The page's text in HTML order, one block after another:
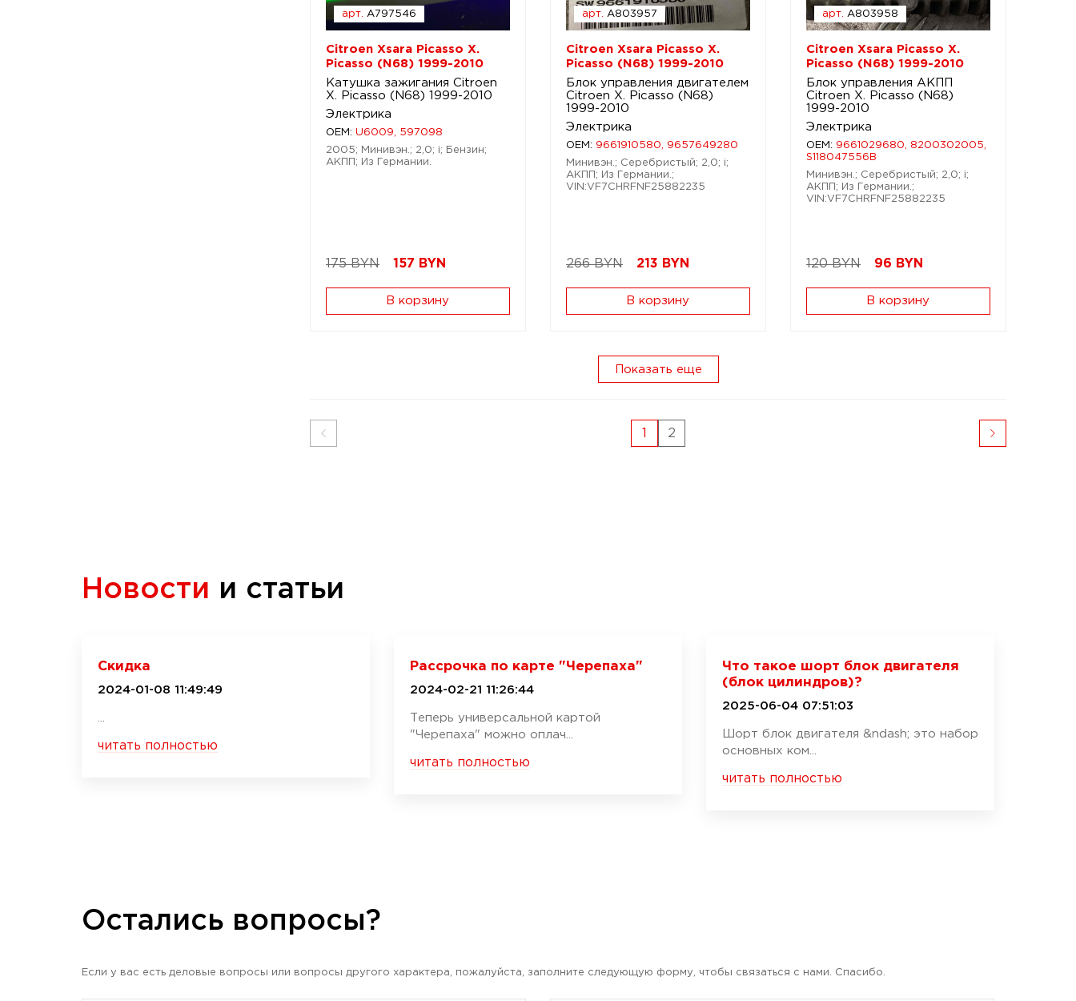
арт. A797546
Citroen Xsara Picasso X.
Picasso (N68) 1999-2010
Катушка зажигания Citroen
X. Picasso (N68) 1999-2010
Электрика
OEM: U6009, 597098
2005; Минивэн.; 2,0; i; Бензин;
АКПП; Из Германии.
175 BYN 157 BYN
В корзину
арт. A803957
Citroen Xsara Picasso X.
Picasso (N68) 1999-2010
Блок управления двигателем
Citroen X. Picasso (N68)
1999-2010
Электрика
OEM: 9661910580, 9657649280
Минивэн.; Серебристый; 2,0; i;
АКПП; Из Германии.;
VIN:VF7CHRFNF25882235
266 BYN 213 BYN
В корзину
арт. A803958
Citroen Xsara Picasso X.
Picasso (N68) 1999-2010
Блок управления АКПП
Citroen X. Picasso (N68)
1999-2010
Электрика
OEM: 9661029680, 8200302005,
S118047556B
Минивэн.; Серебристый; 2,0; i;
АКПП; Из Германии.;
VIN:VF7CHRFNF25882235
120 BYN 96 BYN
В корзину
Показать еще
1 2
Новости и статьи
Скидка
2024-01-08 11:49:49
читать полностью
Рассрочка по карте "Черепаха"
2024-02-21 11:26:44
Теперь универсальной картой
"Черепаха" можно оплач...
читать полностью
Что такое шорт блок двигателя
(блок цилиндров)?
2025-06-04 07:51:03
Шорт блок двигателя &ndash; это набор
основных ком...
читать полностью
Остались вопросы?
Если у вас есть деловые вопросы или вопросы другого характера, пожалуйста, заполните следующую форму, чтобы связаться с нами. Спасибо.